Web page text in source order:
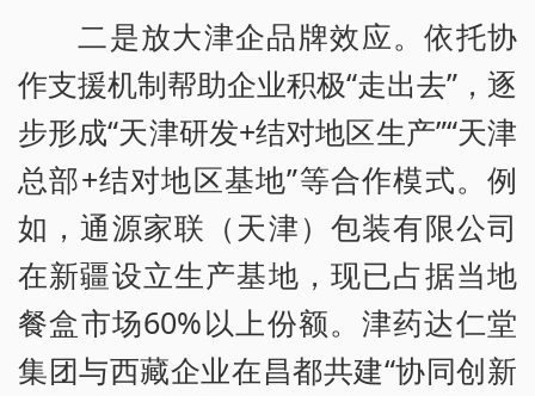
二是放大津企品牌效应。依托协
作支援机制帮助企业积极“走出去”，逐
步形成“天津研发+结对地区生产”“天津
总部+结对地区基地”等合作模式。例
如，通源家联（天津）包装有限公司
在新疆设立生产基地，现已占据当地
餐盒市场60%以上份额。津药达仁堂
集团与西藏企业在昌都共建“协同创新